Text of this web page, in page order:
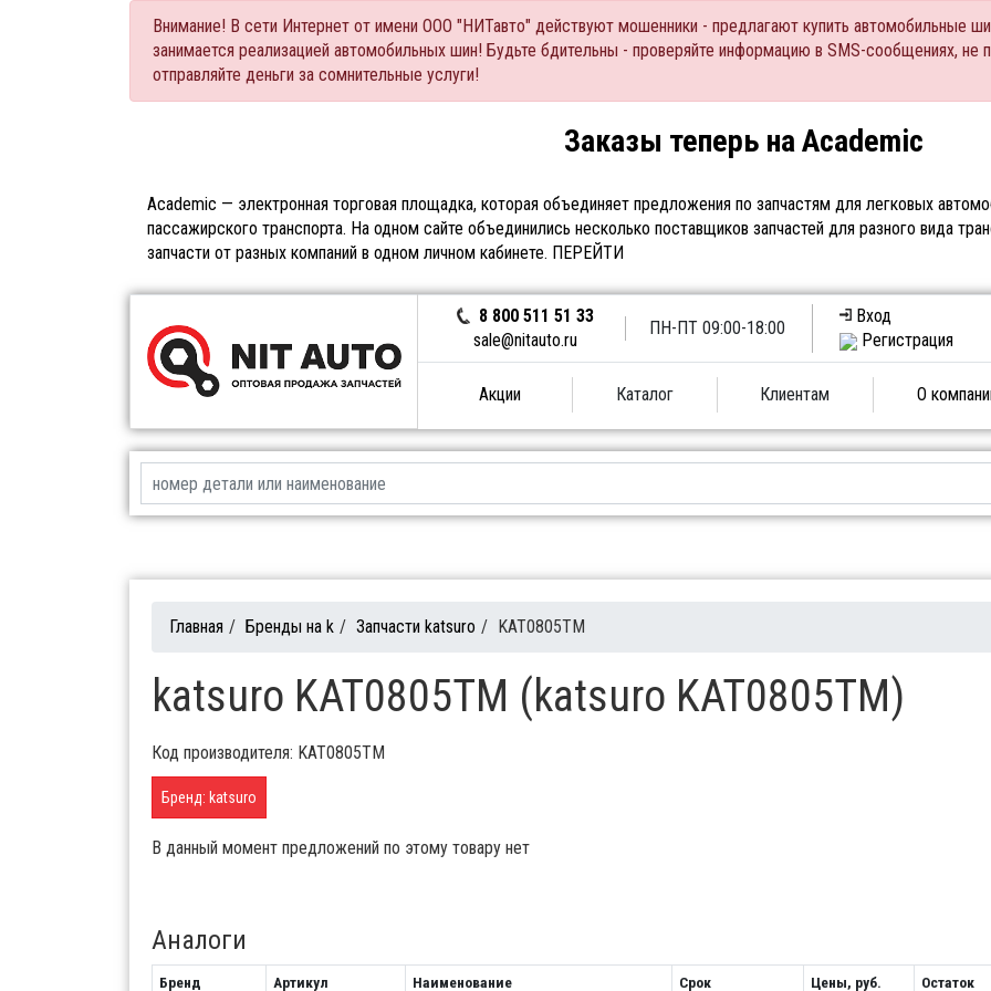
Внимание! В сети Интернет от имени ООО "НИТавто" действуют мошенники - предлагают купить автомобильные
занимается реализацией автомобильных шин! Будьте бдительны - проверяйте информацию в SMS-сообщениях,
отправляйте деньги за сомнительные услуги!
Заказы теперь на Academic
Academic — электронная торговая площадка, которая объединяет предложения по запчастям для легковых
пассажирского транспорта. На одном сайте объединились несколько поставщиков запчастей для разного вида
запчасти от разных компаний в одном личном кабинете. ПЕРЕЙТИ
8 800 511 51 33
sale@nitauto.ru
ПН-ПТ 09:00-18:00
Вход
Регистрация
Акции Каталог Клиентам О
Главная / Бренды на k / Запчасти katsuro / KAT0805TM
katsuro KAT0805TM (katsuro KAT0805TM)
Код производителя: KAT0805TM
Бренд: katsuro
В данный момент предложений по этому товару нет
Аналоги
Бренд Артикул Наименование Срок Цены, руб. Остаток